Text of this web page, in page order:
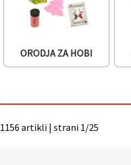
ORODJA ZA HOBI
1156 artikli | strani 1/25